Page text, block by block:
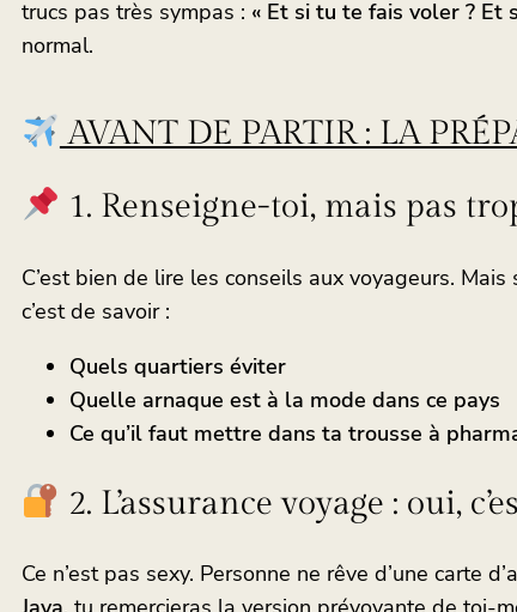
trucs pas très sympas : « Et si tu te fais voler ? Et
normal.
AVANT DE PARTIR : LA
1. Renseigne-toi, mais pas
C’est bien de lire les conseils aux voyageurs.
c’est de savoir :
Quels quartiers éviter
Quelle arnaque est à la mode dans ce pays
Ce qu’il faut mettre dans ta trousse à
2. L’assurance voyage : oui,
Ce n’est pas sexy. Personne ne rêve d’une carte